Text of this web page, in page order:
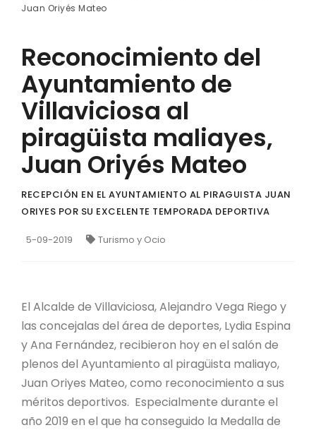
Juan Oriyés Mateo
Reconocimiento del
Ayuntamiento de
Villaviciosa al
piragüista maliayes,
Juan Oriyés Mateo
RECEPCIÓN EN EL AYUNTAMIENTO AL PIRAGUISTA JUAN
ORIYES POR SU EXCELENTE TEMPORADA DEPORTIVA
5-09-2019 Turismo y Ocio
El Alcalde de Villaviciosa, Alejandro Vega Riego y
las concejalas del área de deportes, Lydia Espina
y Ana Fernández, recibieron hoy en el salón de
plenos del Ayuntamiento al piragüista maliayo,
Juan Oriyes Mateo, como reconocimiento a sus
méritos deportivos. Especialmente durante el
año 2019 en el que ha conseguido la Medalla de